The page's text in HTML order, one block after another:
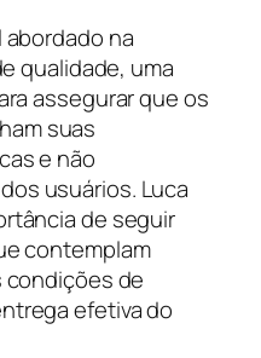
na
qualidade, uma
assegurar que os
suas
e não
usuários. Luca
de seguir
contemplam
condições de
efetiva do